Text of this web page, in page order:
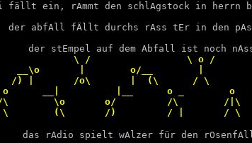
fällt ein, rAmmt den schlAgstock in herrn
der abfAll fÄllt durchs rAss tEr in den
der stEmpel auf dem Abfall ist noch
\ /                 \ o
__\o       |        o/__
/) |       /o\       |  (\      /
o      __|          |__      o _
\        \o       o/         /\        /
\        (\       /)         / |       /
das rAdio spielt wAlzer für den